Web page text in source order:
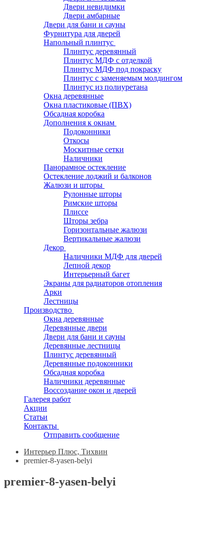
Двери невидимки
Двери амбарные
Двери для бани и сауны
Фурнитура для дверей
Напольный плинтус
Плинтус деревянный
Плинтус МДФ с отделкой
Плинтус МДФ под покраску
Плинтус с заменяемым молдингом
Плинтус из полиуретана
Окна деревянные
Окна пластиковые (ПВХ)
Обсадная коробка
Дополнения к окнам
Подоконники
Откосы
Москитные сетки
Наличники
Панорамное остекление
Остекление лоджий и балконов
Жалюзи и шторы
Рулонные шторы
Римские шторы
Плиссе
Шторы зебра
Горизонтальные жалюзи
Вертикальные жалюзи
Декор
Наличники МДФ для дверей
Лепной декор
Интерьерный багет
Экраны для радиаторов отопления
Арки
Лестницы
Производство
Окна деревянные
Деревянные двери
Двери для бани и сауны
Деревянные лестницы
Плинтус деревянный
Деревянные подоконники
Обсадная коробка
Наличники деревянные
Воссоздание окон и дверей
Галерея работ
Акции
Статьи
Контакты
Отправить сообщение
Интерьер Плюс, Тихвин
premier-8-yasen-belyi
premier-8-yasen-belyi